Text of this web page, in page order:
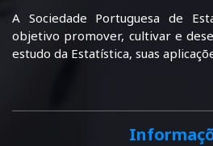
A Sociedade Portuguesa de
objetivo promover, cultivar e
estudo da Estatística, suas